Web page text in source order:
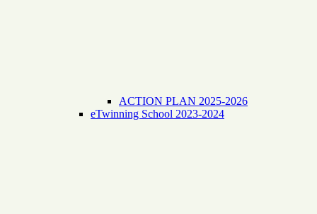
ACTION PLAN 2025-2026
eTwinning School 2023-2024